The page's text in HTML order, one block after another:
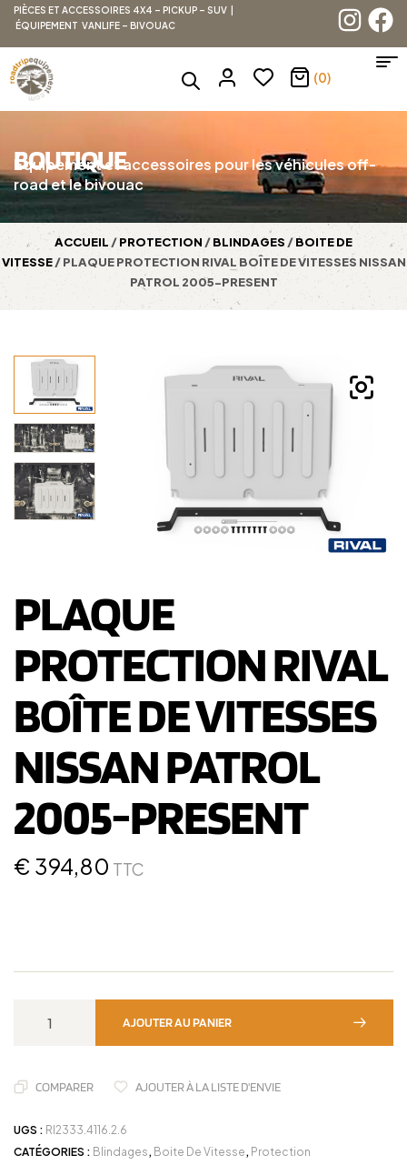
PIÈCES ET ACCESSOIRES 4X4 – PICKUP – SUV |
ÉQUIPEMENT VANLIFE – BIVOUAC
(0)
BOUTIQUE
Équipement et accessoires pour les véhicules off-
road et le bivouac
ACCUEIL /PROTECTION /BLINDAGES /BOITE DE
VITESSE/ PLAQUE PROTECTION RIVAL BOÎTE DE VITESSES NISSAN
PATROL 2005-PRESENT
PLAQUE
PROTECTION RIVAL
BOÎTE DE VITESSES
NISSAN PATROL
2005-PRESENT
€ 394,80 TTC
AJOUTER AU PANIER
COMPARER AJOUTER À LA LISTE D'ENVIE
UGS : RI2333.4116.2.6
CATÉGORIES : Blindages, Boite De Vitesse, Protection